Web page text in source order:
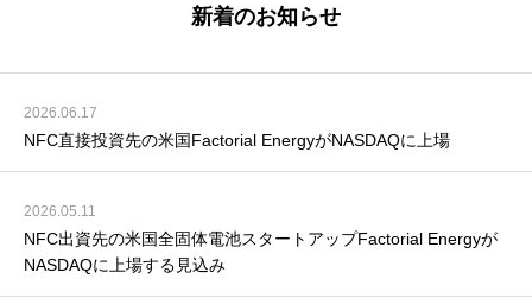
新着のお知らせ
2026.06.17
NFC直接投資先の米国Factorial EnergyがNASDAQに上場
2026.05.11
NFC出資先の米国全固体電池スタートアップFactorial Energyが
NASDAQに上場する見込み